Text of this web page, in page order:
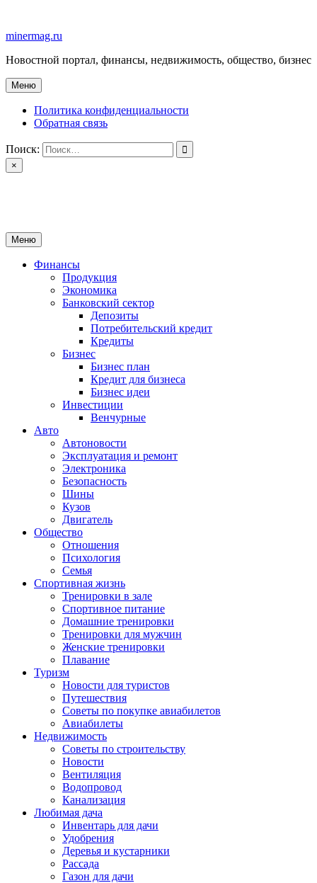
содержимому
minermag.ru
Новостной портал, финансы, недвижимость, общество, бизнес
Меню
Политика конфиденциальности
Обратная связь
Поиск:
×
Меню
Финансы
Продукция
Экономика
Банковский сектор
Депозиты
Потребительский кредит
Кредиты
Бизнес
Бизнес план
Кредит для бизнеса
Бизнес идеи
Инвестиции
Венчурные
Авто
Автоновости
Эксплуатация и ремонт
Электроника
Безопасность
Шины
Кузов
Двигатель
Общество
Отношения
Психология
Семья
Спортивная жизнь
Тренировки в зале
Спортивное питание
Домашние тренировки
Тренировки для мужчин
Женские тренировки
Плавание
Туризм
Новости для туристов
Путешествия
Советы по покупке авиабилетов
Авиабилеты
Недвижимость
Советы по строительству
Новости
Вентиляция
Водопровод
Канализация
Любимая дача
Инвентарь для дачи
Удобрения
Деревья и кустарники
Рассада
Газон для дачи